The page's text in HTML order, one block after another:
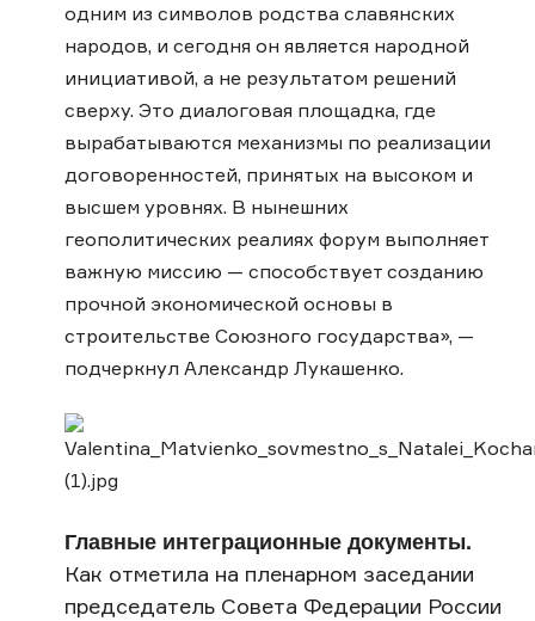
одним из символов родства славянских
народов, и сегодня он является народной
инициативой, а не результатом решений
сверху. Это диалоговая площадка, где
вырабатываются механизмы по реализации
договоренностей, принятых на высоком и
высшем уровнях. В нынешних
геополитических реалиях форум выполняет
важную миссию — способствует созданию
прочной экономической основы в
строительстве Союзного государства», —
подчеркнул Александр Лукашенко.
Главные интеграционные документы.
Как отметила на пленарном заседании
председатель Совета Федерации России